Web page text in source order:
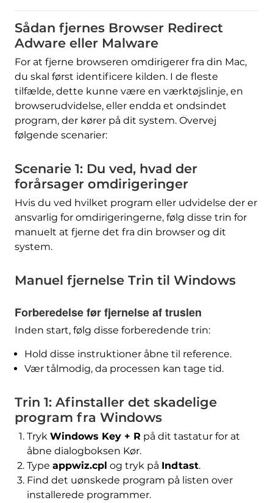
Sådan fjernes Browser Redirect
Adware eller Malware
For at fjerne browseren omdirigerer fra din Mac,
du skal først identificere kilden. I de fleste
tilfælde, dette kunne være en værktøjslinje, en
browserudvidelse, eller endda et ondsindet
program, der kører på dit system. Overvej
følgende scenarier:
Scenarie 1: Du ved, hvad der
forårsager omdirigeringer
Hvis du ved hvilket program eller udvidelse der er
ansvarlig for omdirigeringerne, følg disse trin for
manuelt at fjerne det fra din browser og dit
system.
Manuel fjernelse Trin til Windows
Forberedelse før fjernelse af truslen
Inden start, følg disse forberedende trin:
Hold disse instruktioner åbne til reference.
Vær tålmodig, da processen kan tage tid.
Trin 1: Afinstaller det skadelige
program fra Windows
Tryk Windows Key + R på dit tastatur for at
åbne dialogboksen Kør.
Type appwiz.cpl og tryk på Indtast.
Find det uønskede program på listen over
installerede programmer.